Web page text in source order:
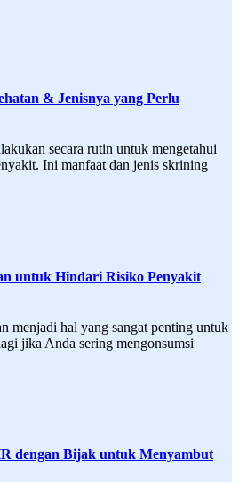
& Jenisnya yang Perlu
secara rutin untuk mengetahui
Ini manfaat dan jenis skrining
untuk Hindari Risiko Penyakit
menjadi hal yang sangat penting untuk
jika Anda sering mengonsumsi
dengan Bijak untuk Menyambut